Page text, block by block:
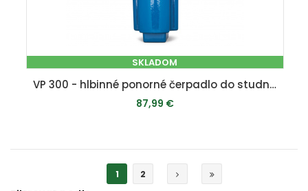
SKLADOM
VP 300 - hlbinné ponorné čerpadlo do studní a vrtov s 20m kabelom
87,99 €
1 2